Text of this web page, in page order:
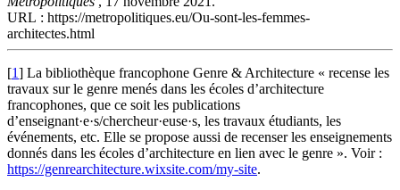
URL : https://metropolitiques.eu/Ou-sont-les-femmes-
architectes.html
[1] La bibliothèque francophone Genre & Architecture « recense les
travaux sur le genre menés dans les écoles d’architecture
francophones, que ce soit les publications
d’enseignant·e·s/chercheur·euse·s, les travaux étudiants, les
événements, etc. Elle se propose aussi de recenser les enseignements
donnés dans les écoles d’architecture en lien avec le genre ». Voir :
https://genrearchitecture.wixsite.com/my-site.